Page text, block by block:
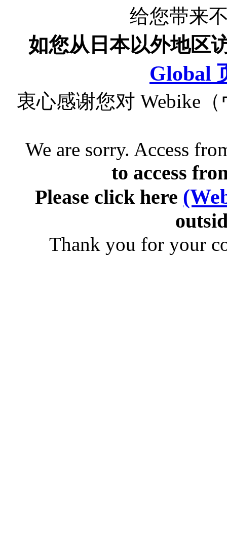
给您带来
如您从日本以外地区
Global
衷心感谢您对 Webike
We are sorry. Access
to access
Please click here
Thank you for your